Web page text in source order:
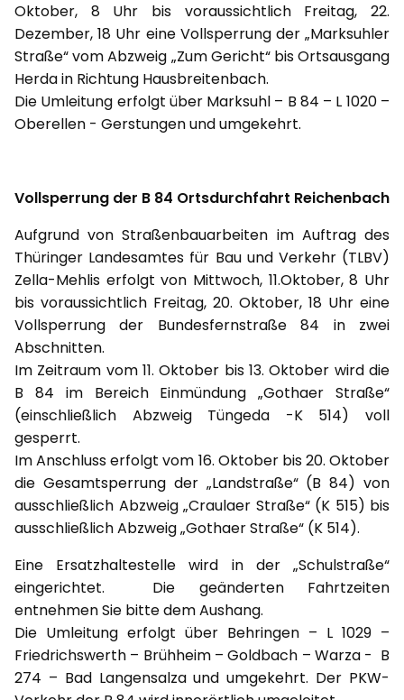
Oktober, 8 Uhr bis voraussichtlich Freitag, 22.
Dezember, 18 Uhr eine Vollsperrung der „Marksuhler
Straße“ vom Abzweig „Zum Gericht“ bis Ortsausgang
Herda in Richtung Hausbreitenbach.
Die Umleitung erfolgt über Marksuhl – B 84 – L 1020 –
Oberellen - Gerstungen und umgekehrt.
Vollsperrung der B 84 Ortsdurchfahrt Reichenbach
Aufgrund von Straßenbauarbeiten im Auftrag des
Thüringer Landesamtes für Bau und Verkehr (TLBV)
Zella-Mehlis erfolgt von Mittwoch, 11.Oktober, 8 Uhr
bis voraussichtlich Freitag, 20. Oktober, 18 Uhr eine
Vollsperrung der Bundesfernstraße 84 in zwei
Abschnitten.
Im Zeitraum vom 11. Oktober bis 13. Oktober wird die
B 84 im Bereich Einmündung „Gothaer Straße“
(einschließlich Abzweig Tüngeda -K 514) voll
gesperrt.
Im Anschluss erfolgt vom 16. Oktober bis 20. Oktober
die Gesamtsperrung der „Landstraße“ (B 84) von
ausschließlich Abzweig „Craulaer Straße“ (K 515) bis
ausschließlich Abzweig „Gothaer Straße“ (K 514).
Eine Ersatzhaltestelle wird in der „Schulstraße“
eingerichtet. Die geänderten Fahrtzeiten
entnehmen Sie bitte dem Aushang.
Die Umleitung erfolgt über Behringen – L 1029 –
Friedrichswerth – Brühheim – Goldbach – Warza - B
274 – Bad Langensalza und umgekehrt. Der PKW-